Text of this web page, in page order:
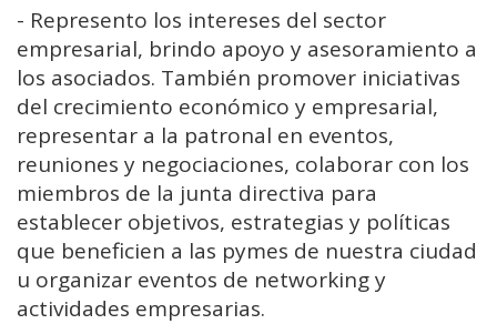
- Represento los intereses del sector
empresarial, brindo apoyo y asesoramiento a
los asociados. También promover iniciativas
del crecimiento económico y empresarial,
representar a la patronal en eventos,
reuniones y negociaciones, colaborar con los
miembros de la junta directiva para
establecer objetivos, estrategias y políticas
que beneficien a las pymes de nuestra ciudad
u organizar eventos de networking y
actividades empresarias.